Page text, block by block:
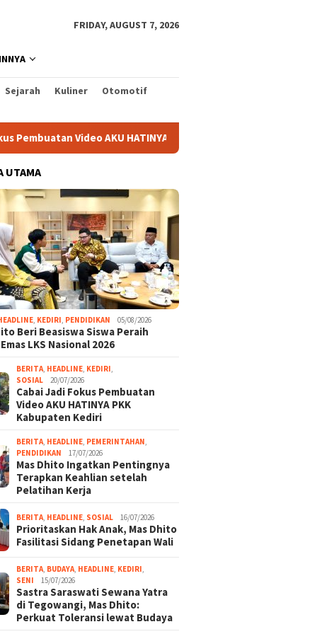
FRIDAY, AUGUST 7, 2026
Sejarah Kuliner Otomotif
AKU HATINYA PKK Kabupaten Kediri
UTAMA
KEDIRI PENDIDIKAN 05/08/2026
Beri Beasiswa Siswa Peraih
LKS Nasional 2026
BERITA HEADLINE KEDIRI
SOSIAL
20/07/2026
Cabai Jadi Fokus Pembuatan
Video AKU HATINYA PKK
Kabupaten Kediri
BERITA HEADLINE PEMERINTAHAN
PENDIDIKAN
17/07/2026
Mas Dhito Ingatkan Pentingnya
Terapkan Keahlian setelah
Pelatihan Kerja
BERITA HEADLINE SOSIAL 16/07/2026
Prioritaskan Hak Anak, Mas Dhito
Fasilitasi Sidang Penetapan Wali
BERITA BUDAYA HEADLINE KEDIRI
SENI
15/07/2026
Sastra Saraswati Sewana Yatra
di Tegowangi, Mas Dhito:
Perkuat Toleransi lewat Budaya